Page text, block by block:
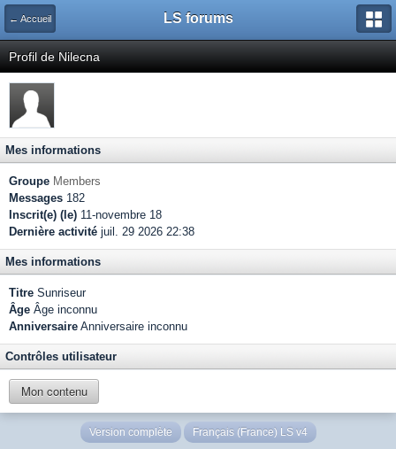
← Accueil LS forums
Profil de Nilecna
Mes informations
Groupe Members
Messages 182
Inscrit(e) (le) 11-novembre 18
Dernière activité juil. 29 2026 22:38
Mes informations
Titre Sunriseur
Âge Âge inconnu
Anniversaire Anniversaire inconnu
Contrôles utilisateur
Mon contenu
Version complète Français (France) LS v4